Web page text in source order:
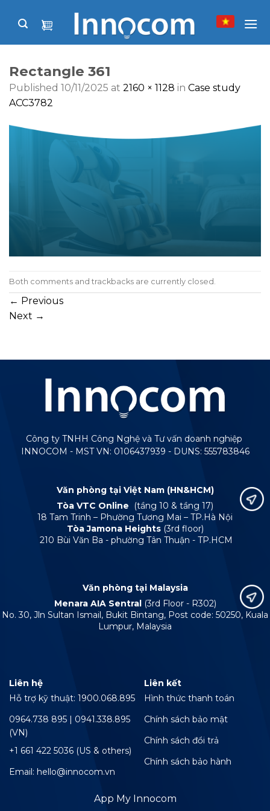
Rectangle 361
Published 10/11/2025 at 2160 × 1128 in Case study
ACC3782
Both comments and trackbacks are currently closed.
← Previous
Next →
Công ty TNHH Công Nghệ và Tư vấn doanh nghiệp
INNOCOM - MST VN: 0106437939 - DUNS: 555783846
Văn phòng tại Việt Nam (HN&HCM)
Tòa VTC Online
(tầng 10 & tầng 17)
18 Tam Trinh – Phường Tương Mai – TP.Hà Nội
Tòa Jamona Heights (3rd floor)
210 Bùi Văn Ba - phường Tân Thuận - TP.HCM
Văn phòng tại Malaysia
Menara AIA Sentral (3rd Floor - R302)
No. 30, Jln Sultan Ismail, Bukit Bintang, Post code: 50250, Kuala
Lumpur, Malaysia
Liên hệ
Hỗ trợ kỹ thuật: 1900.068.895
0964.738 895 | 0941.338.895
(VN)
+1 661 422 5036 (US & others)
Email: hello@innocom.vn
Liên kết
Hình thức thanh toán
Chính sách bảo mật
Chính sách đổi trả
Chính sách bảo hành
App My Innocom